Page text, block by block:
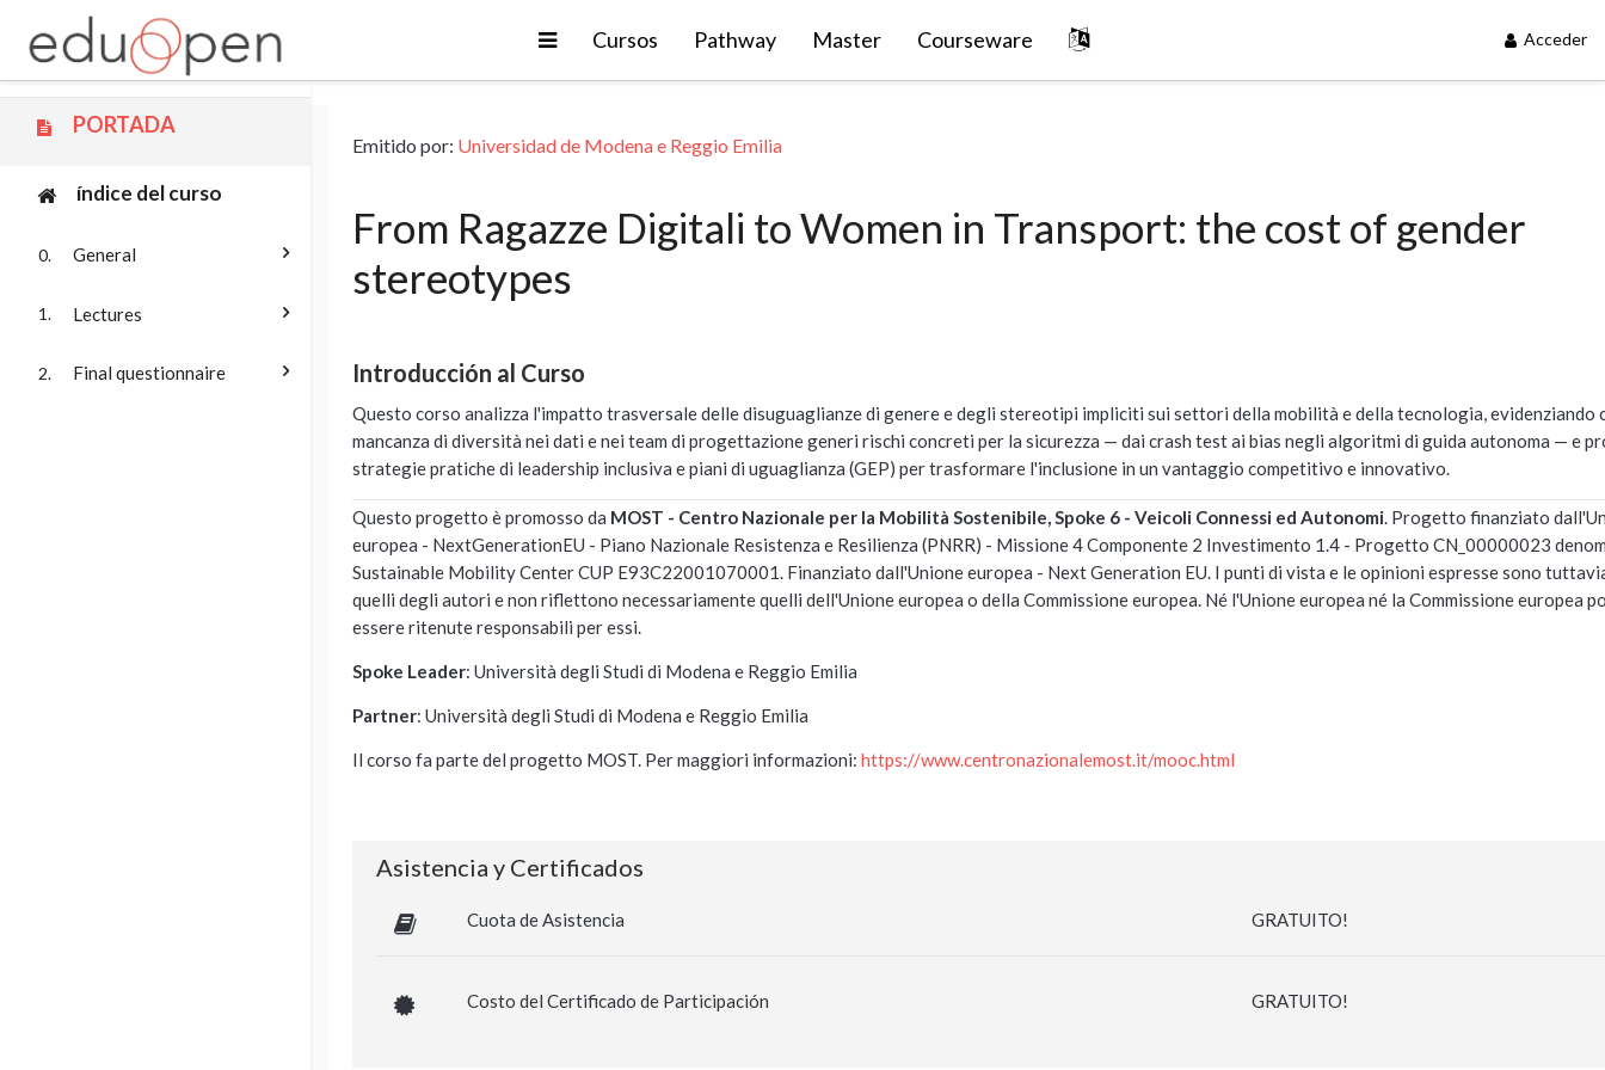
Saltar a contenido principal
Expandir
Cursos Pathway Master Courseware Acceder
PORTADA
índice del curso
0. General
1. Lectures
2. Final questionnaire
Emitido por: Universidad de Modena e Reggio Emilia
From Ragazze Digitali to Women in Transport: the cost of gender
stereotypes
Introducción al Curso
Questo corso analizza l'impatto trasversale delle disuguaglianze di genere e degli stereotipi impliciti sui settori della mobilità e della tecnologia, evidenziando
mancanza di diversità nei dati e nei team di progettazione generi rischi concreti per la sicurezza — dai crash test ai bias negli algoritmi di guida autonoma — e
strategie pratiche di leadership inclusiva e piani di uguaglianza (GEP) per trasformare l'inclusione in un vantaggio competitivo e innovativo.
Questo progetto è promosso da MOST - Centro Nazionale per la Mobilità Sostenibile, Spoke 6 - Veicoli Connessi ed Autonomi. Progetto finanziato
europea - NextGenerationEU - Piano Nazionale Resistenza e Resilienza (PNRR) - Missione 4 Componente 2 Investimento 1.4 - Progetto CN_00000023
Sustainable Mobility Center CUP E93C22001070001. Finanziato dall'Unione europea - Next Generation EU. I punti di vista e le opinioni espresse sono
quelli degli autori e non riflettono necessariamente quelli dell'Unione europea o della Commissione europea. Né l'Unione europea né la Commissione europea
essere ritenute responsabili per essi.
Spoke Leader: Università degli Studi di Modena e Reggio Emilia
Partner: Università degli Studi di Modena e Reggio Emilia
Il corso fa parte del progetto MOST. Per maggiori informazioni: https://www.centronazionalemost.it/mooc.html
Asistencia y Certificados
Cuota de Asistencia GRATUITO!
Costo del Certificado de Participación GRATUITO!